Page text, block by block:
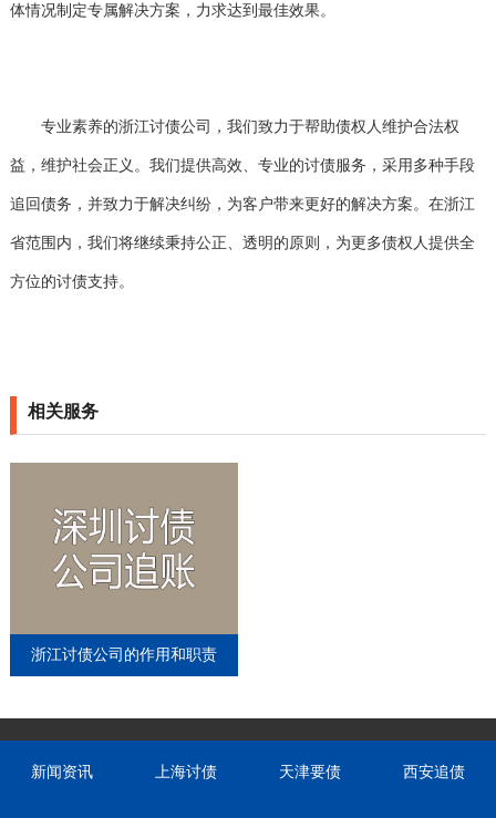
体情况制定专属解决方案，力求达到最佳效果。
专业素养的浙江讨债公司，我们致力于帮助债权人维护合法权
益，维护社会正义。我们提供高效、专业的讨债服务，采用多种手段
追回债务，并致力于解决纠纷，为客户带来更好的解决方案。在浙江
省范围内，我们将继续秉持公正、透明的原则，为更多债权人提供全
方位的讨债支持。
相关服务
浙江讨债公司的作用和职责
新闻资讯 上海讨债 天津要债 西安追债